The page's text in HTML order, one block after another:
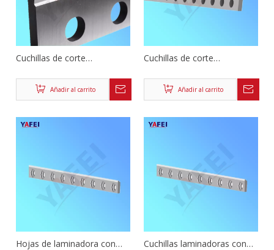
Cuchillas de corte
dentadas
Añadir al carrito
Cuchillas de corte
incrustaciones de carburo de
tungstenoAñadir al carrito
Hojas de laminadora con
Cuchillas laminadoras con